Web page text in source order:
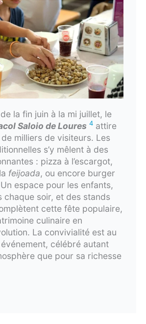
la fin juin à la mi juillet, le
Saloio de Loures 4 attire
milliers de visiteurs. Les
s’y mêlent à des
: pizza à l’escargot,
feijoada, ou encore burger
espace pour les enfants,
chaque soir, et des stands
cette fête populaire,
culinaire en
La convivialité est au
célébré autant
que pour sa richesse